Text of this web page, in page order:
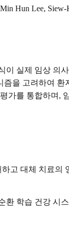
Hun Lee,
이 실제 임상 의
을 고려하여
가를 통합하며,
고 대체 치료
환 학습 건강 시